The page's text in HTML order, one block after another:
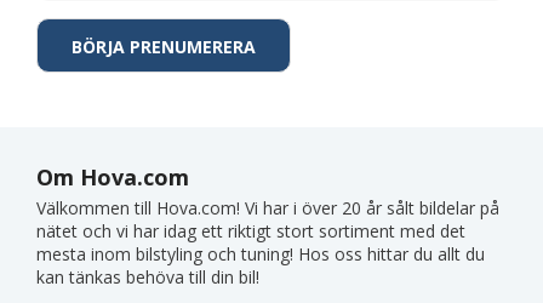
Om Hova.com
Välkommen till Hova.com! Vi har i över 20 år sålt bildelar på
nätet och vi har idag ett riktigt stort sortiment med det
mesta inom bilstyling och tuning! Hos oss hittar du allt du
kan tänkas behöva till din bil!